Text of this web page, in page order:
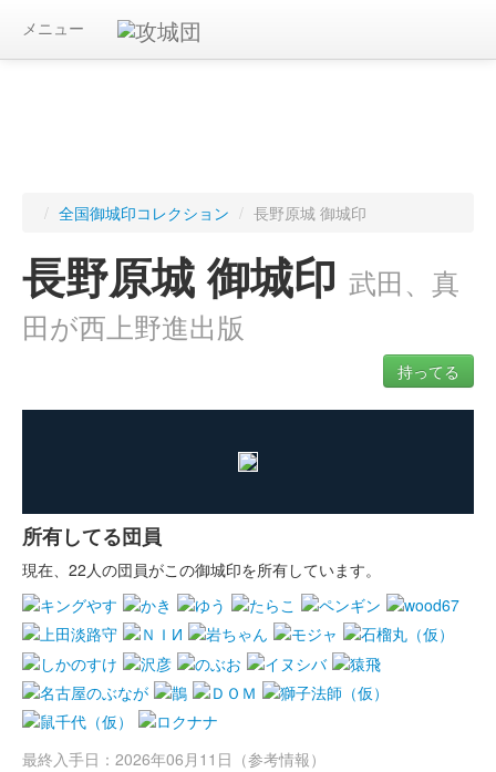
メニュー
/ 全国御城印コレクション / 長野原城 御城印
長野原城 御城印 武田、真
田が西上野進出版
持ってる
所有してる団員
現在、22人の団員がこの御城印を所有しています。
最終入手日：2026年06月11日（参考情報）